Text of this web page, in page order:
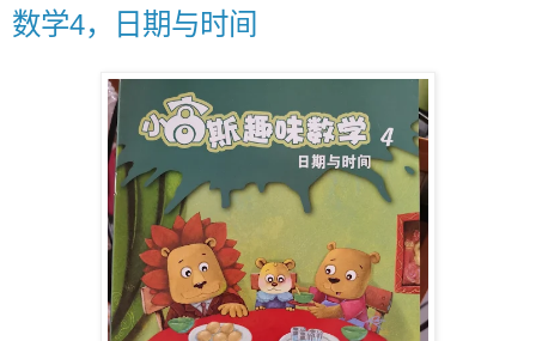
数学4，日期与时间